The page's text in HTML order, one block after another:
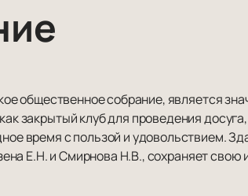
общественное собрание, является
закрытый клуб для проведения
время с пользой и удовольствием.
Е.Н. и Смирнова Н.В., сохраняет свою